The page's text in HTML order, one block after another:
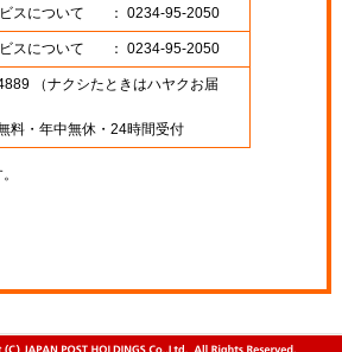
スについて ： 0234-95-2050
スについて ： 0234-95-2050
（ナクシたときはハヤクお届
料・年中無休・24時間受付